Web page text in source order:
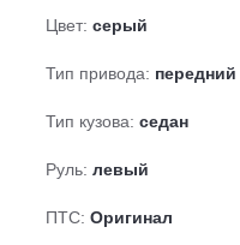
Цвет: серый
Тип привода: передний
Тип кузова: седан
Руль: левый
ПТС: Оригинал